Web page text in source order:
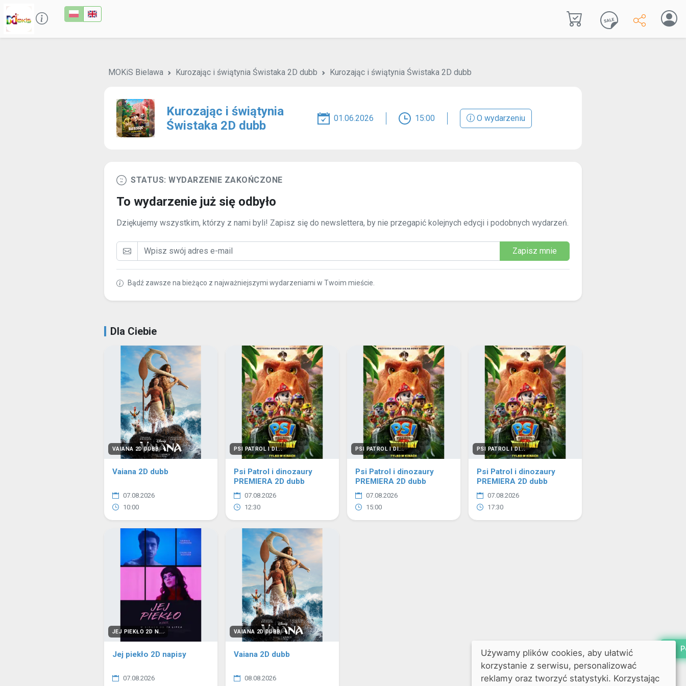
MOKiS Bielawa Kurozając i świątynia Świstaka 2D dubb Kurozając i świątynia Świstaka 2D dubb
Kurozając i świątynia
Świstaka 2D dubb
01.06.2026 15:00 O wydarzeniu
STATUS: WYDARZENIE ZAKOŃCZONE
To wydarzenie już się odbyło
Dziękujemy wszystkim, którzy z nami byli! Zapisz się do newslettera, by nie przegapić kolejnych edycji i podobnych wydarzeń.
Zapisz mnie
Bądź zawsze na bieżąco z najważniejszymi wydarzeniami w Twoim mieście.
Dla Ciebie
VAIANA 2D DUBB
Vaiana 2D dubb
07.08.2026
10:00
PSI PATROL I DI...
Psi Patrol i dinozaury
PREMIERA 2D dubb
07.08.2026
12:30
PSI PATROL I DI...
Psi Patrol i dinozaury
PREMIERA 2D dubb
07.08.2026
15:00
PSI PATROL I DI...
Psi Patrol i dinozaury
PREMIERA 2D dubb
07.08.2026
17:30
JEJ PIEKŁO 2D N...
Jej piekło 2D napisy
07.08.2026
VAIANA 2D DUBB
Vaiana 2D dubb
08.08.2026
Używamy plików cookies, aby ułatwić
korzystanie z serwisu, personalizować
reklamy oraz tworzyć statystyki. Korzystając